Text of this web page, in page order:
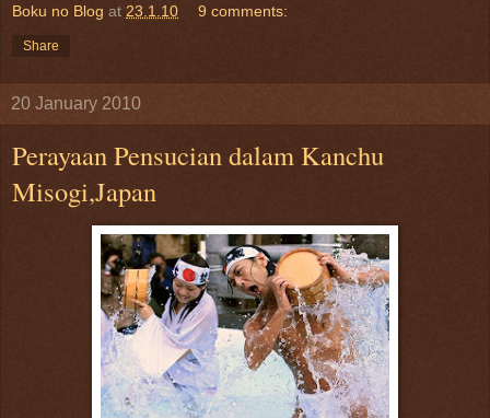
Boku no Blog at 23.1.10 9 comments:
Share
20 January 2010
Perayaan Pensucian dalam Kanchu
Misogi,Japan